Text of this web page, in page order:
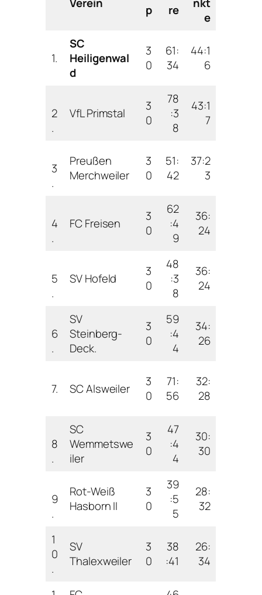
p
re
e
1.
SC
Heiligenwal
d
3
0
61:
34
44:1
6
2
.
VfL Primstal
3
0
78
:3
8
43:1
7
3
.
Preußen
Merchweiler
3
0
51:
42
37:2
3
4
.
FC Freisen
3
0
62
:4
9
36:
24
5
.
SV Hofeld
3
0
48
:3
8
36:
24
6
.
SV
Steinberg-
Deck.
3
0
59
:4
4
34:
26
7. SC Alsweiler
3
0
71:
56
32:
28
8
.
SC
Wemmetswe
iler
3
0
47
:4
4
30:
30
9
.
Rot-Weiß
Hasborn II
3
0
39
:5
5
28:
32
1
0
.
SV
Thalexweiler
3
0
38
:41
26:
34